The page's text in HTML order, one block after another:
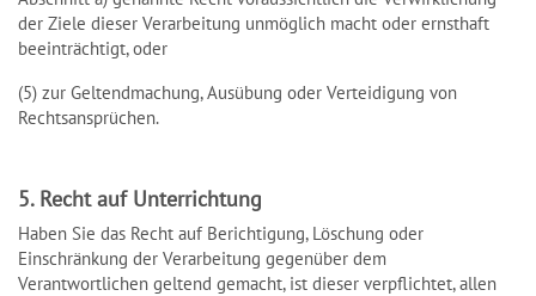
der Ziele dieser Verarbeitung unmöglich macht oder ernsthaft
beeinträchtigt, oder
(5) zur Geltendmachung, Ausübung oder Verteidigung von
Rechtsansprüchen.
5. Recht auf Unterrichtung
Haben Sie das Recht auf Berichtigung, Löschung oder
Einschränkung der Verarbeitung gegenüber dem
Verantwortlichen geltend gemacht, ist dieser verpflichtet, allen